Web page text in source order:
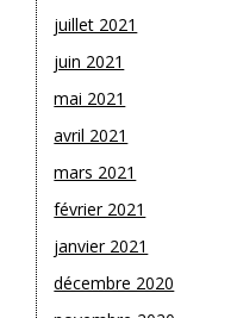
juillet 2021
juin 2021
mai 2021
avril 2021
mars 2021
février 2021
janvier 2021
décembre 2020